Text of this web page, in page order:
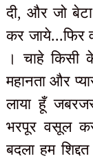
दी, और जो
कर जाये...फिर
। चाहे किसी
महानता और
लाया हूँ
भरपूर वसूल
बदला हम